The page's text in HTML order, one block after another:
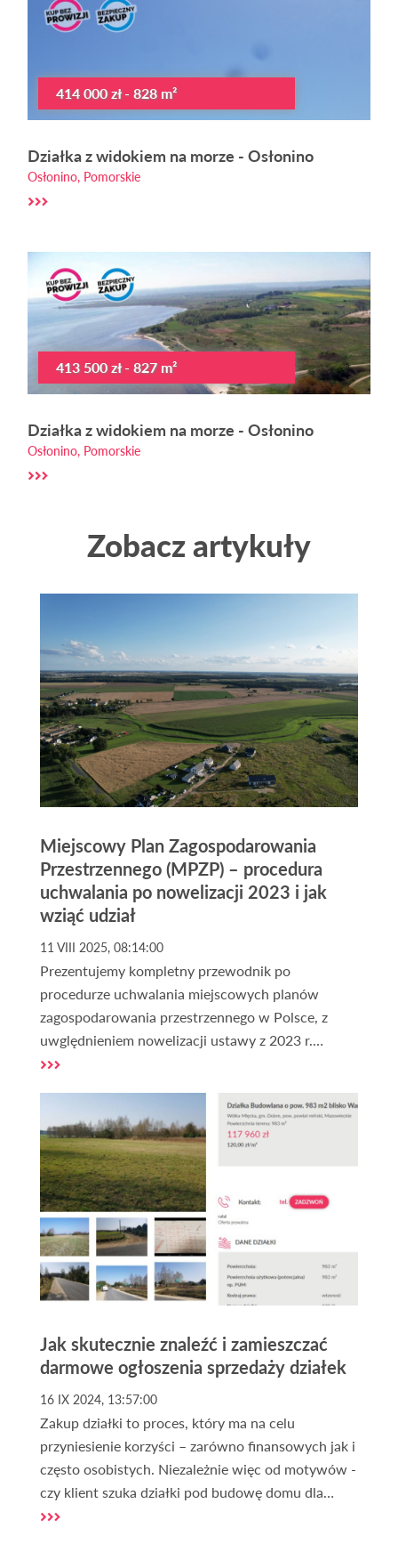
414 000 zł - 828 m²
Działka z widokiem na morze - Osłonino
Osłonino, Pomorskie
413 500 zł - 827 m²
Działka z widokiem na morze - Osłonino
Osłonino, Pomorskie
Zobacz artykuły
Miejscowy Plan Zagospodarowania
Przestrzennego (MPZP) – procedura
uchwalania po nowelizacji 2023 i jak
wziąć udział
11 VIII 2025, 08:14:00
Prezentujemy kompletny przewodnik po
procedurze uchwalania miejscowych planów
zagospodarowania przestrzennego w Polsce, z
uwględnieniem nowelizacji ustawy z 2023 r.
Dowiedz się po krótce, jakie są etapy, terminy i w
dodatkowo dajemy praktyczne porady dla
właścicieli działek i inwestorów.
Jak skutecznie znaleźć i zamieszczać
darmowe ogłoszenia sprzedaży działek
16 IX 2024, 13:57:00
Zakup działki to proces, który ma na celu
przyniesienie korzyści – zarówno finansowych jak i
często osobistych. Niezależnie więc od motywów -
czy klient szuka działki pod budowę domu dla
siebie lub na sprzedaż, czy może lokalizacji na